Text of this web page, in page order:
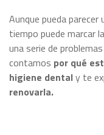
Aunque pueda
tiempo puede marcar
una serie de
contamos por qué
higiene dentaly te
renovarla.